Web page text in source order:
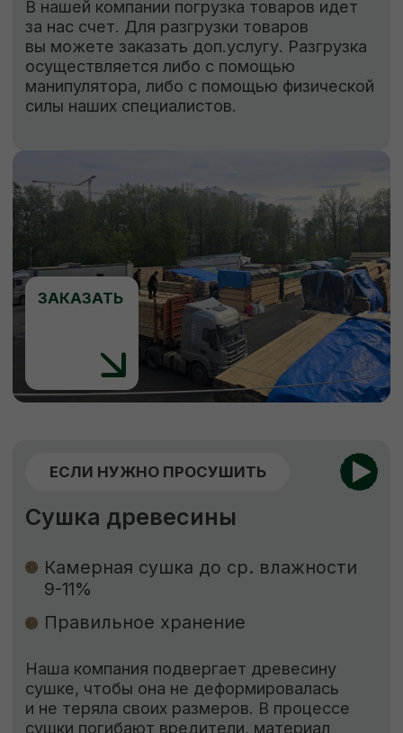
ЗАКАЗАТЬ
Огнебиозащитанужна для придания
древесине устойчивости к возгоранию
и к поражению грибами, насекомыми
и бактериями.
Обработка антисептикомспособствует
защите древесины от биоповреждений,
огня, гниения, плесени, синевы, насекомых-
древоточцев и т. д.
Огнебиозащита
Обработка антисептиком “Сенеж”
Свяжитесь с нами
КОНТАКТЫ